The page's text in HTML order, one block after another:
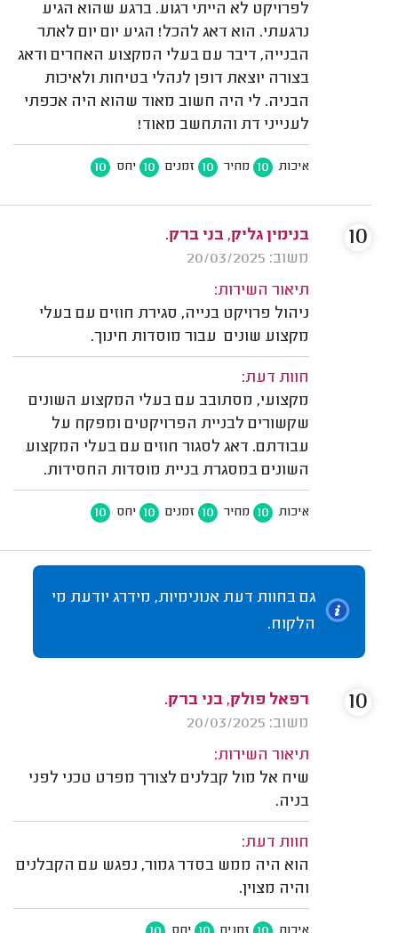
לפרויקט לא הייתי רגוע. ברגע שהוא הגיע
נרגעתי. הוא דאג להכל! הגיע יום יום לאתר
הבנייה, דיבר עם בעלי המקצוע האחרים ודאג
בצורה יוצאת דופן לנהלי בטיחות ולאיכות
הבניה. לי היה חשוב מאוד שהוא היה אכפתי
לענייני דת והתחשב מאוד!
איכות 10 מחיר 10 זמנים 10 יחס 10
בנימין גליק, בני ברק.
משוב: 20/03/2025
תיאור השירות:
ניהול פרויקט בנייה, סגירת חוזים עם בעלי
מקצוע שונים עבור מוסדות חינוך.
חוות דעת:
מקצועי, מסתובב עם בעלי המקצוע השונים
שקשורים לבניית הפרויקטים ומפקח על
עבודתם. דאג לסגור חוזים עם בעלי המקצוע
השונים במסגרת בניית מוסדות החסידות.
איכות 10 מחיר 10 זמנים 10 יחס 10
10
גם בחוות דעת אנונימיות, מידרג יודעת מי
הלקוח.
רפאל פולק, בני ברק.
משוב: 20/03/2025
תיאור השירות:
שיח אל מול קבלנים לצורך מפרט טכני לפני
בניה.
חוות דעת:
הוא היה ממש בסדר גמור, נפגש עם הקבלנים
והיה מצוין.
10